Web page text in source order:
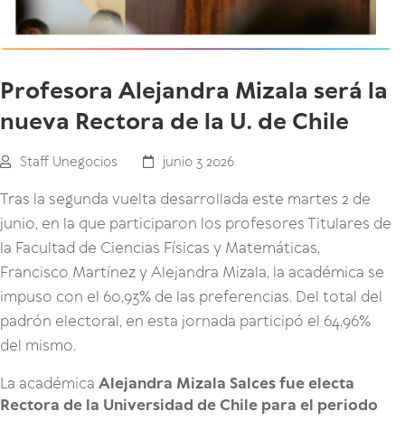
Profesora Alejandra Mizala será la
nueva Rectora de la U. de Chile
Staff Unegocios junio 3 2026
Tras la segunda vuelta desarrollada este martes 2 de
junio, en la que participaron los profesores Titulares de
la Facultad de Ciencias Físicas y Matemáticas,
Francisco Martínez y Alejandra Mizala, la académica se
impuso con el 60,93% de las preferencias. Del total del
padrón electoral, en esta jornada participó el 64,96%
del mismo.
La académica Alejandra Mizala Salces fue electa
Rectora de la Universidad de Chile para el periodo